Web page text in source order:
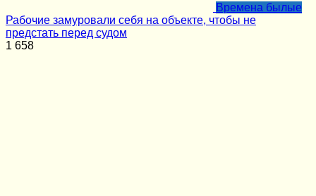
Времена былые
Рабочие замуровали себя на объекте, чтобы не
предстать перед судом
1 658